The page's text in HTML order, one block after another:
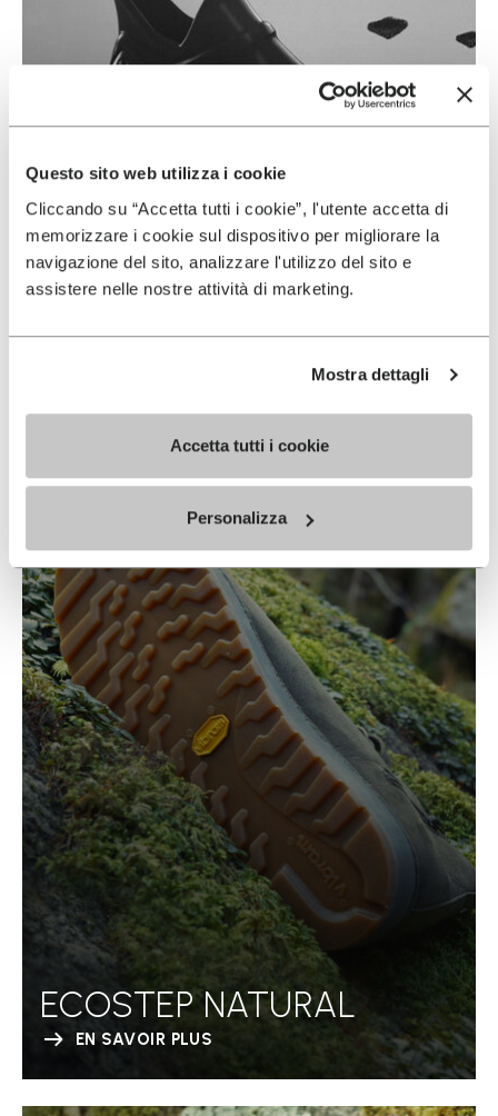
Questo sito web utilizza i cookie
Cliccando su “Accetta tutti i cookie”, l'utente accetta di
memorizzare i cookie sul dispositivo per migliorare la
navigazione del sito, analizzare l'utilizzo del sito e
assistere nelle nostre attività di marketing.
Mostra dettagli
Accetta tutti i cookie
Personalizza
STRATX
EN SAVOIR PLUS
ECOSTEP NATURAL
EN SAVOIR PLUS